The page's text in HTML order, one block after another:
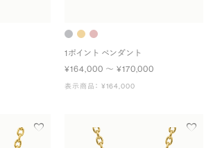
1ポイント ペンダント
¥164,000 〜 ¥170,000
表示商品： ¥164,000